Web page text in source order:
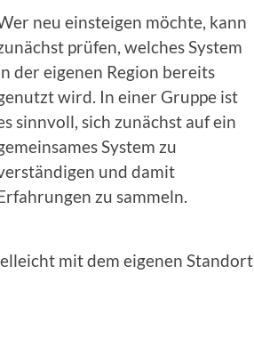
neu einsteigen möchte, kann
prüfen, welches System
der eigenen Region bereits
wird. In einer Gruppe ist
sinnvoll, sich zunächst auf ein
System zu
und damit
zu sammeln.
mit dem eigenen Standort